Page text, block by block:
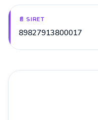
📄 SIRET
89827913800017